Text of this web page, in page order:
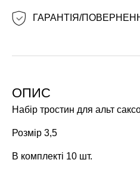
ГАРАНТІЯ/
ОПИС
Набір тростин для альт
Розмір 3,5
В комплекті 10 шт.